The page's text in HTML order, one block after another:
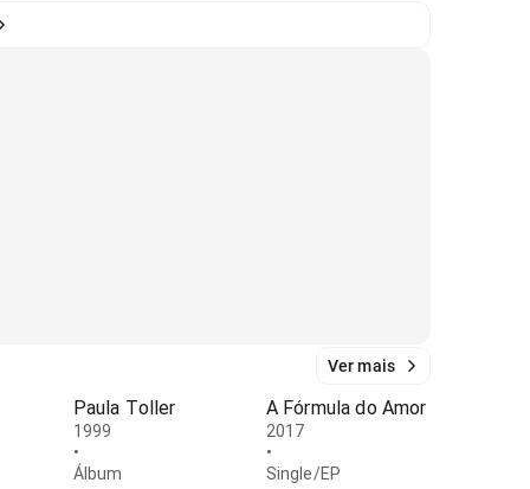
Ver mais
Paula Toller
1999
•
Álbum
A Fórmula do Amor
2017
•
Single/EP